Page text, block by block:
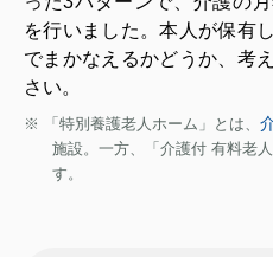
を行いました。本人が保有
でまかなえるかどうか、考
さい。
※ 「特別養護老人ホーム」とは、
施設。一方、「介護付 有料老
す。